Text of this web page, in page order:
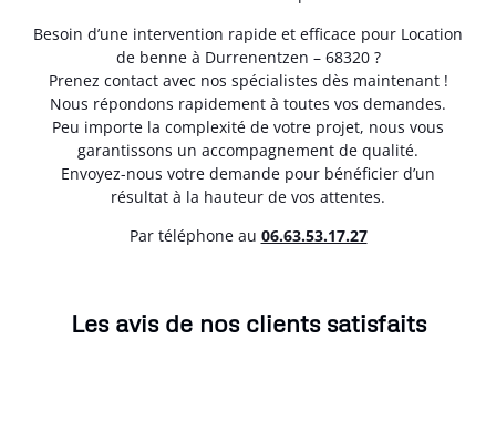
Besoin d’une intervention rapide et efficace pour Location
de benne à Durrenentzen – 68320 ?
Prenez contact avec nos spécialistes dès maintenant !
Nous répondons rapidement à toutes vos demandes.
Peu importe la complexité de votre projet, nous vous
garantissons un accompagnement de qualité.
Envoyez-nous votre demande pour bénéficier d’un
résultat à la hauteur de vos attentes.
Par téléphone au 06.63.53.17.27
Les avis de nos clients satisfaits